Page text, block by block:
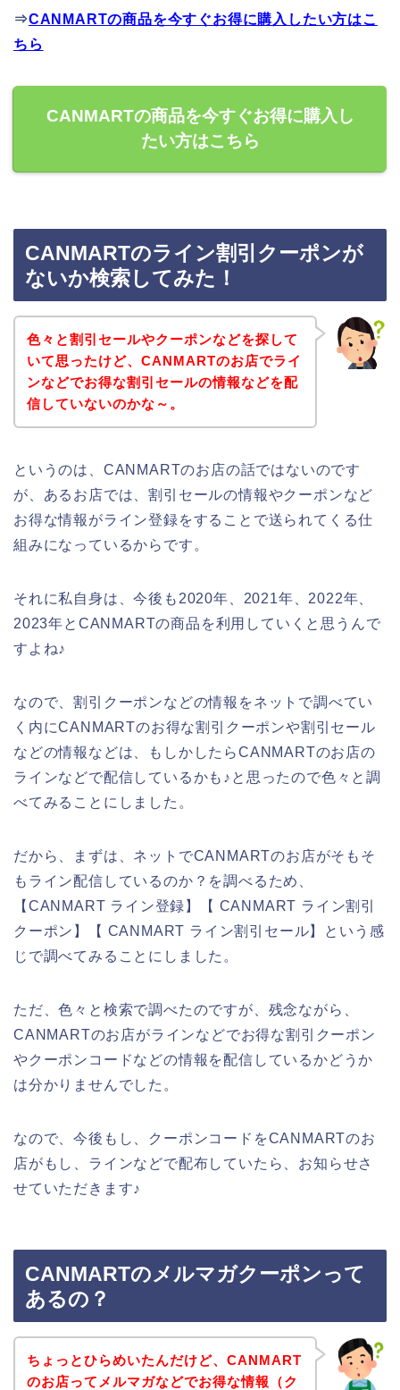
⇒CANMARTの商品を今すぐお得に購入したい方はこ
ちら
CANMARTの商品を今すぐお得に購入し
たい方はこちら
CANMARTのライン割引クーポンが
ないか検索してみた！
色々と割引セールやクーポンなどを探して
いて思ったけど、CANMARTのお店でライ
ンなどでお得な割引セールの情報などを配
信していないのかな～。
というのは、CANMARTのお店の話ではないのです
が、あるお店では、割引セールの情報やクーポンなど
お得な情報がライン登録をすることで送られてくる仕
組みになっているからです。
それに私自身は、今後も2020年、2021年、2022年、
2023年とCANMARTの商品を利用していくと思うんで
すよね♪
なので、割引クーポンなどの情報をネットで調べてい
く内にCANMARTのお得な割引クーポンや割引セール
などの情報などは、もしかしたらCANMARTのお店の
ラインなどで配信しているかも♪と思ったので色々と調
べてみることにしました。
だから、まずは、ネットでCANMARTのお店がそもそ
もライン配信しているのか？を調べるため、
【CANMART ライン登録】【 CANMART ライン割引
クーポン】【 CANMART ライン割引セール】という感
じで調べてみることにしました。
ただ、色々と検索で調べたのですが、残念ながら、
CANMARTのお店がラインなどでお得な割引クーポン
やクーポンコードなどの情報を配信しているかどうか
は分かりませんでした。
なので、今後もし、クーポンコードをCANMARTのお
店がもし、ラインなどで配布していたら、お知らせさ
せていただきます♪
CANMARTのメルマガクーポンって
あるの？
ちょっとひらめいたんだけど、CANMART
のお店ってメルマガなどでお得な情報（ク